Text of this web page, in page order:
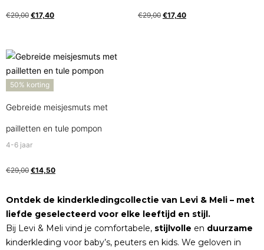
€29,00 €17,40 €29,00 €17,40
50% korting
Gebreide meisjesmuts met
pailletten en tule pompon
4-6 jaar
€29,00 €14,50
Ontdek de kinderkledingcollectie van Levi & Meli – met
liefde geselecteerd voor elke leeftijd en stijl.
Bij Levi & Meli vind je comfortabele, stijlvolle en duurzame
kinderkleding voor baby’s, peuters en kids. We geloven in